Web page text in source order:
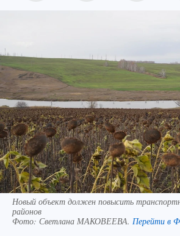
Новый объект должен повысить
районов
Фото: Светлана МАКОВЕЕВА. Перейти в